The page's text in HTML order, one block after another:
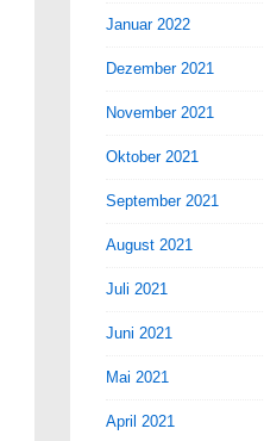
Januar 2022
Dezember 2021
November 2021
Oktober 2021
September 2021
August 2021
Juli 2021
Juni 2021
Mai 2021
April 2021